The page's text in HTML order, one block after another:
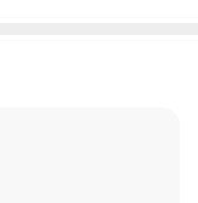
가해 완성한 첫 판타지
고독한 감정선을 세세
의 흥미로운 모험 스토
던 국제영화제를 비롯